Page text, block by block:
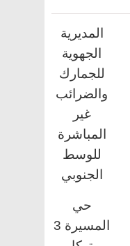
المديرية
الجهوية
للجمارك
والضرائب
غير
المباشرة
للوسط
الجنوبي
حي
المسيرة 3